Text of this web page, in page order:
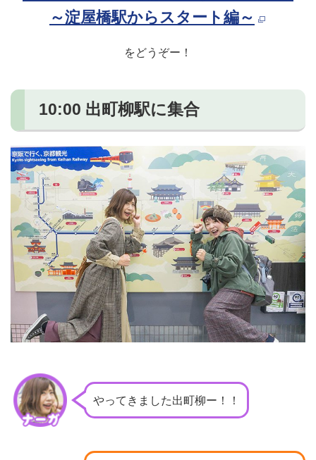
～淀屋橋駅からスタート編～
をどうぞー！
10:00 出町柳駅に集合
やってきました出町柳ー！！